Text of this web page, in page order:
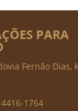
PARA
Fernão Dias,
1764